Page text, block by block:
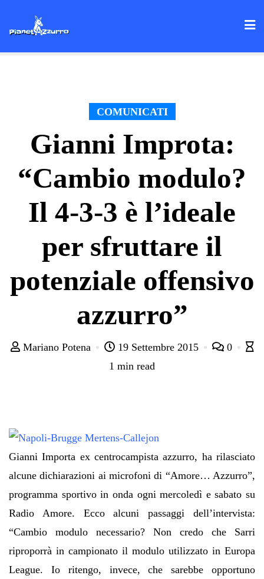
COMUNICATI
Gianni Improta:
“Cambio modulo?
Il 4-3-3 è l’ideale
per sfruttare il
potenziale offensivo
azzurro”
Mariano Potena 19 Settembre 2015
0
1 min read
Gianni Importa ex centrocampista azzurro, ha rilasciato
alcune dichiarazioni ai microfoni di “Amore… Azzurro”,
programma sportivo in onda ogni mercoledì e sabato su
Radio Amore. Ecco alcuni passaggi dell’intervista:
“Cambio modulo necessario? Non credo che Sarri
riproporrà in campionato il modulo utilizzato in Europa
League. Io ritengo, invece, che sarebbe opportuno